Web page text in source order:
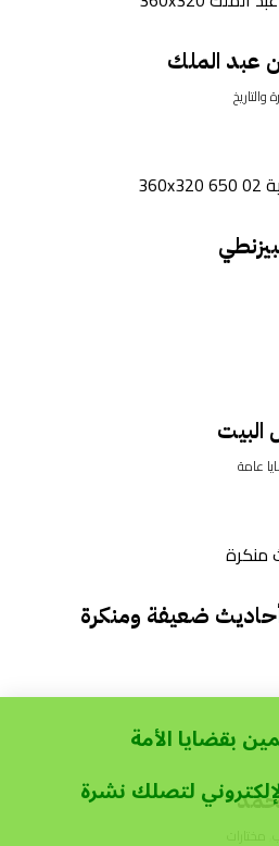
عبد الملك
والتاريخ
عامة
ضعيفة ومنكرة
بقضايا الأمة
لتصلك نشرة